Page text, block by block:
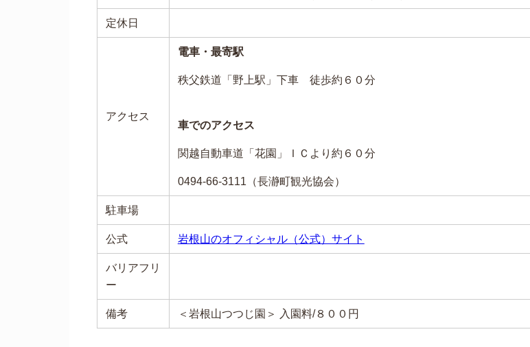
定休日
アクセス
電車・最寄駅
秩父鉄道「野上駅」下車 徒歩約６０分
車でのアクセス
関越自動車道「花園」ＩＣより約６０分
0494-66-3111（長瀞町観光協会）
駐車場
公式 岩根山のオフィシャル（公式）サイト
バリアフリ
ー
備考 ＜岩根山つつじ園＞ 入園料/８００円